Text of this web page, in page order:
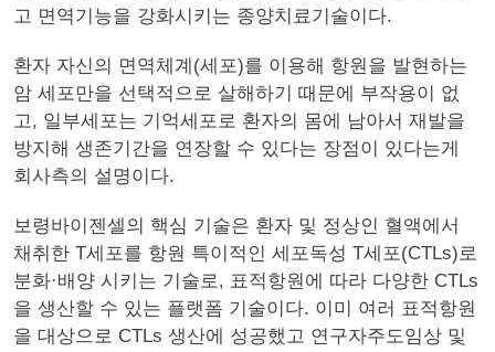
고 면역기능을 강화시키는 종양치료기술이다.
환자 자신의 면역체계(세포)를 이용해 항원을 발현하는
암 세포만을 선택적으로 살해하기 때문에 부작용이 없
고, 일부세포는 기억세포로 환자의 몸에 남아서 재발을
방지해 생존기간을 연장할 수 있다는 장점이 있다는게
회사측의 설명이다.
보령바이젠셀의 핵심 기술은 환자 및 정상인 혈액에서
채취한 T세포를 항원 특이적인 세포독성 T세포(CTLs)로
분화·배양 시키는 기술로, 표적항원에 따라 다양한 CTLs
을 생산할 수 있는 플랫폼 기술이다. 이미 여러 표적항원
을 대상으로 CTLs 생산에 성공했고 연구자주도임상 및